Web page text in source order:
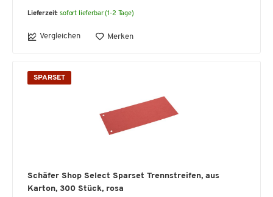
Lieferzeit: sofort lieferbar (1-2 Tage)
Vergleichen Merken
SPARSET
Schäfer Shop Select Sparset Trennstreifen, aus
Karton, 300 Stück, rosa